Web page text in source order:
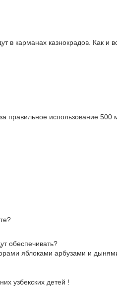
в карманах казнокрадов. Как и
правильное использование 500
обеспечивать?
яблоками арбузами и
узбекских детей !